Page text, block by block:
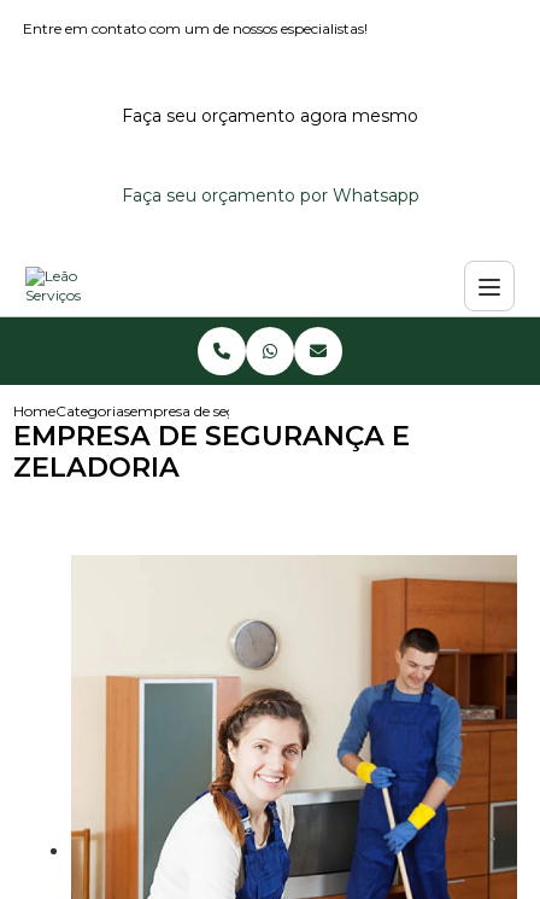
Entre em contato com um de nossos especialistas!
Faça seu orçamento agora mesmo
Faça seu orçamento por Whatsapp
HomeCategoriasempresa de seguranca e zeladoria
EMPRESA DE SEGURANÇA E
ZELADORIA